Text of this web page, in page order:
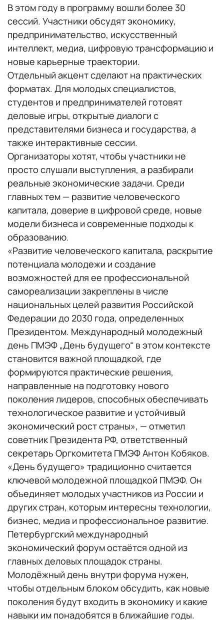
В этом году в программу вошли более 30
сессий. Участники обсудят экономику,
предпринимательство, искусственный
интеллект, медиа, цифровую трансформацию и
новые карьерные траектории.
Отдельный акцент сделают на практических
форматах. Для молодых специалистов,
студентов и предпринимателей готовят
деловые игры, открытые диалоги с
представителями бизнеса и государства, а
также интерактивные сессии.
Организаторы хотят, чтобы участники не
просто слушали выступления, а разбирали
реальные экономические задачи. Среди
главных тем — развитие человеческого
капитала, доверие в цифровой среде, новые
модели бизнеса и современные подходы к
образованию.
«Развитие человеческого капитала, раскрытие
потенциала молодежи и создание
возможностей для ее профессиональной
самореализации закреплены в числе
национальных целей развития Российской
Федерации до 2030 года, определенных
Президентом. Международный молодежный
день ПМЭФ „День будущего“ в этом контексте
становится важной площадкой, где
формируются практические решения,
направленные на подготовку нового
поколения лидеров, способных обеспечивать
технологическое развитие и устойчивый
экономический рост страны», — отметил
советник Президента РФ, ответственный
секретарь Оргкомитета ПМЭФ Антон Кобяков.
«День будущего» традиционно считается
ключевой молодежной площадкой ПМЭФ. Он
объединяет молодых участников из России и
других стран, которым интересны технологии,
бизнес, медиа и профессиональное развитие.
Петербургский международный
экономический форум остаётся одной из
главных деловых площадок страны.
Молодёжный день внутри форума нужен,
чтобы отдельным блоком обсудить, как новые
поколения будут входить в экономику и какие
навыки им понадобятся в ближайшие годы.